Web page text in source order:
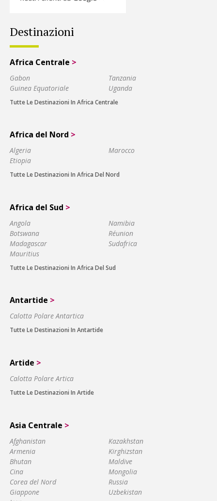
Destinazioni
Africa Centrale >
Gabon
Guinea Equatoriale
Tanzania
Uganda
Tutte Le Destinazioni In Africa Centrale
Africa del Nord >
Algeria
Etiopia
Marocco
Tutte Le Destinazioni In Africa Del Nord
Africa del Sud >
Angola
Botswana
Madagascar
Mauritius
Namibia
Réunion
Sudafrica
Tutte Le Destinazioni In Africa Del Sud
Antartide >
Calotta Polare Antartica
Tutte Le Destinazioni In Antartide
Artide >
Calotta Polare Artica
Tutte Le Destinazioni In Artide
Asia Centrale >
Afghanistan
Armenia
Bhutan
Cina
Corea del Nord
Giappone
Kazakhstan
Kirghizstan
Maldive
Mongolia
Russia
Uzbekistan